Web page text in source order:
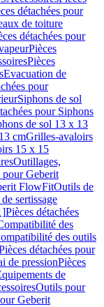
détachées pour
de toiture
détachées pour
Pièces
Pièces
Evacuation de
pour
Siphons de sol
pour Siphons
de sol 13 x 13
cmGrilles-avaloirs
15 x 15
Outillages,
Geberit
FlowFitOutils de
sertissage
Pièces détachées
des
des outils
détachées pour
de pressionPièces
de
Outils pour
Geberit